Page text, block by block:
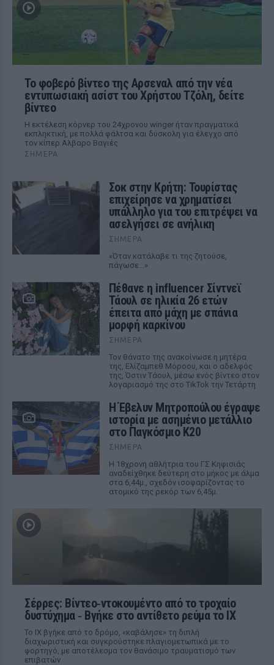
Το φοβερό βίντεο της Αρσεναλ από την νέα
εντυπωσιακή ασίστ του Χρήστου Τζόλη, δείτε
βίντεο
Η εκτέλεση κόρνερ του 24χρονου winger ήταν πραγματικά
εκπληκτική, με πολλά φάλτσα και δύσκολη για έλεγχο από
τον κίπερ Αλβαρο Βαγιές
ΣΉΜΕΡΑ
Σοκ στην Κρήτη: Τουρίστας
επιχείρησε να χρηματίσει
υπάλληλο για του επιτρέψει να
ασελγήσει σε ανήλικη
ΣΉΜΕΡΑ
«Όταν κατάλαβε τι της ζητούσε,
πάγωσε...»
Πέθανε η influencer Σίντνεϊ
Τάουλ σε ηλικία 26 ετών
έπειτα από μάχη με σπάνια
μορφή καρκίνου
ΣΉΜΕΡΑ
Τον θάνατο της ανακοίνωσε η μητέρα
της, Ελίζαμπεθ Μόροου, και ο αδελφός
της, Όστιν Τάουλ, μέσω ενός βίντεο στον
λογαριασμό της στο TikTok την Τετάρτη
Η Έβελυν Μητροπούλου έγραψε
ιστορία με ασημένιο μετάλλιο
στο Παγκόσμιο Κ20
ΣΉΜΕΡΑ
Η 18χρονη αθλήτρια του ΓΣ Κηφισιάς
αναδείχθηκε δεύτερη στο μήκος με άλμα
στα 6,44μ., σχεδόν ισοφαρίζοντας το
ατομικό της ρεκόρ των 6,45μ.
Σέρρες: Βίντεο‑ντοκουμέντο από το τροχαίο
δυστύχημα ‑ Βγήκε στο αντίθετο ρεύμα το ΙΧ
Το ΙΧ βγήκε από το δρόμο, «καβάλησε» τη διπλή
διαχωριστική και συγκρούστηκε πλαγιομετωπικά με το
φορτηγό, με αποτέλεσμα τον θανάσιμο τραυματισμό των
επιβατών